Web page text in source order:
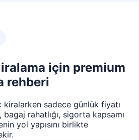
için premium
rehberi
kiralarken sadece günlük fiyatı
rahatlığı, sigorta kapsamı
yol yapısını birlikte